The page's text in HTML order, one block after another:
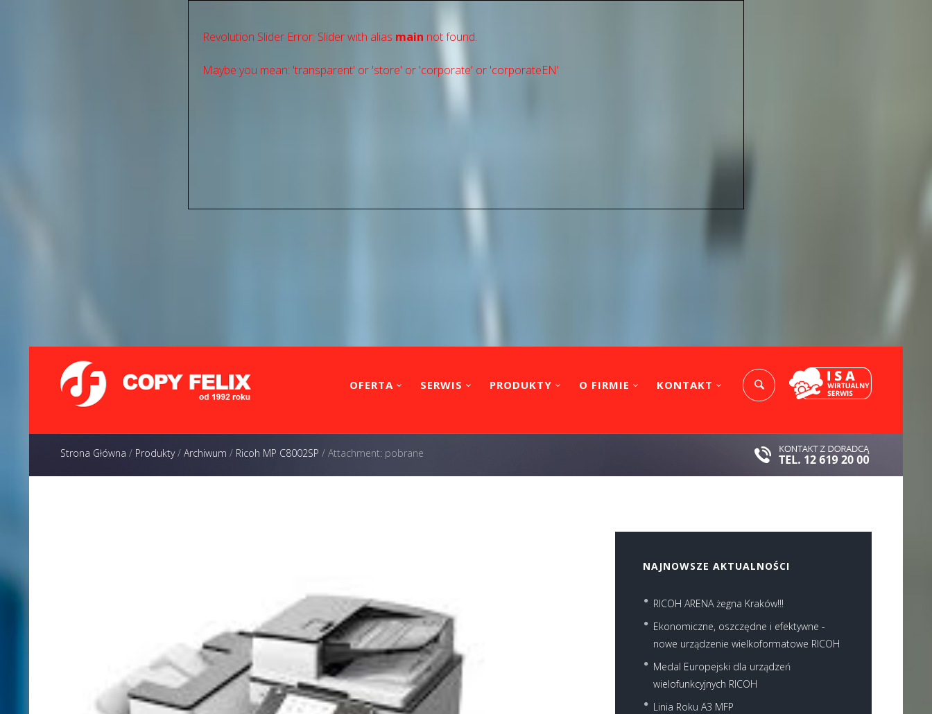
Revolution Slider Error: Slider with alias main not found.
Maybe you mean: 'transparent' or 'store' or 'сorporate' or 'corporateEN'
OFERTA SERWIS PRODUKTY O FIRMIE KONTAKT
Strona Główna / Produkty/ Archiwum / Ricoh MP C8002SP / Attachment: pobrane
NAJNOWSZE AKTUALNOŚCI
RICOH ARENA żegna Kraków!!!
Ekonomiczne, oszczędne i efektywne -
nowe urządzenie wielkoformatowe RICOH
Medal Europejski dla urządzeń
wielofunkcyjnych RICOH
Linia Roku A3 MFP